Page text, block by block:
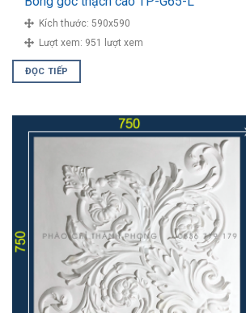
Kích thước: 590x590
Lượt xem: 951 lượt xem
ĐỌC TIẾP